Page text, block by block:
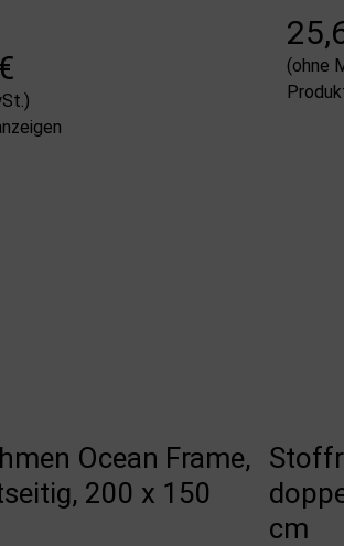
(ohne
Ocean Frame,
200 x 150
cm